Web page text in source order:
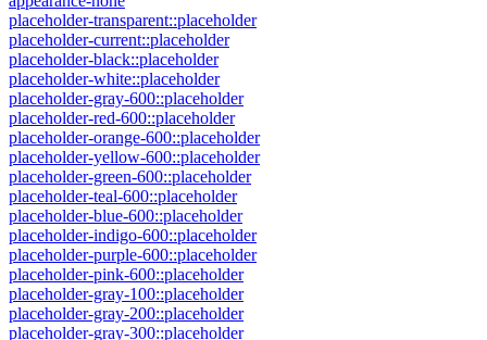
placeholder-transparent::placeholder
placeholder-current::placeholder
placeholder-black::placeholder
placeholder-white::placeholder
placeholder-gray-600::placeholder
placeholder-red-600::placeholder
placeholder-orange-600::placeholder
placeholder-yellow-600::placeholder
placeholder-green-600::placeholder
placeholder-teal-600::placeholder
placeholder-blue-600::placeholder
placeholder-indigo-600::placeholder
placeholder-purple-600::placeholder
placeholder-pink-600::placeholder
placeholder-gray-100::placeholder
placeholder-gray-200::placeholder
placeholder-gray-300::placeholder